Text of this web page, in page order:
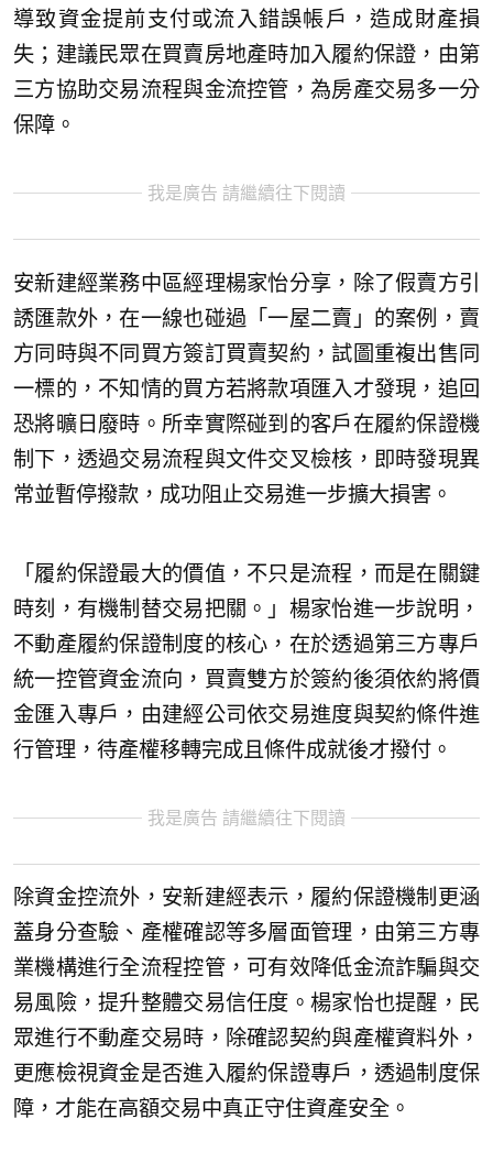
導致資金提前支付或流入錯誤帳戶，造成財產損
失；建議民眾在買賣房地產時加入履約保證，由第
三方協助交易流程與金流控管，為房產交易多一分
保障。
我是廣告 請繼續往下閱讀
安新建經業務中區經理楊家怡分享，除了假賣方引
誘匯款外，在一線也碰過「一屋二賣」的案例，賣
方同時與不同買方簽訂買賣契約，試圖重複出售同
一標的，不知情的買方若將款項匯入才發現，追回
恐將曠日廢時。所幸實際碰到的客戶在履約保證機
制下，透過交易流程與文件交叉檢核，即時發現異
常並暫停撥款，成功阻止交易進一步擴大損害。
「履約保證最大的價值，不只是流程，而是在關鍵
時刻，有機制替交易把關。」楊家怡進一步說明，
不動產履約保證制度的核心，在於透過第三方專戶
統一控管資金流向，買賣雙方於簽約後須依約將價
金匯入專戶，由建經公司依交易進度與契約條件進
行管理，待產權移轉完成且條件成就後才撥付。
我是廣告 請繼續往下閱讀
除資金控流外，安新建經表示，履約保證機制更涵
蓋身分查驗、產權確認等多層面管理，由第三方專
業機構進行全流程控管，可有效降低金流詐騙與交
易風險，提升整體交易信任度。楊家怡也提醒，民
眾進行不動產交易時，除確認契約與產權資料外，
更應檢視資金是否進入履約保證專戶，透過制度保
障，才能在高額交易中真正守住資產安全。